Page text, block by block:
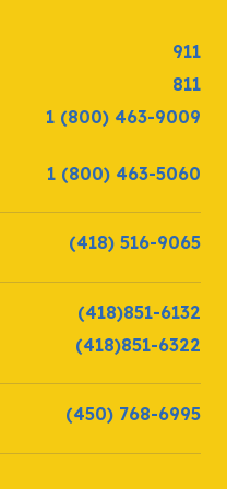
911
811
1 (800) 463-9009
1 (800) 463-5060
(418) 516-9065
(418)851-6132
(418)851-6322
(450) 768-6995